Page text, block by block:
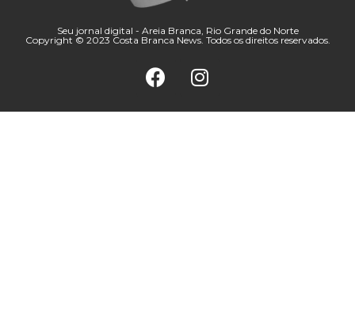
Seu jornal digital - Areia Branca, Rio Grande do Norte
Copyright © 2023 Costa Branca News. Todos os direitos reservados.